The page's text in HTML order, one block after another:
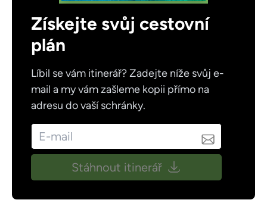
Získejte svůj cestovní
plán
Líbil se vám itinerář? Zadejte níže svůj e-
mail a my vám zašleme kopii přímo na
adresu do vaší schránky.
Stáhnout itinerář